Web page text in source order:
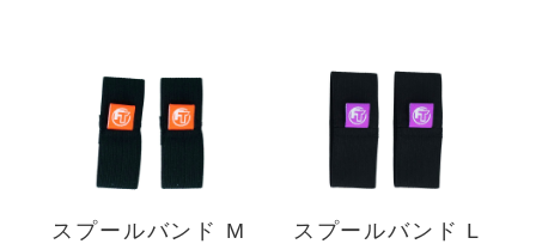
スプールバンド M スプールバンド L